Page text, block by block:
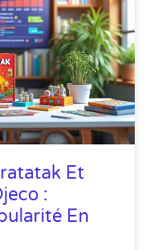
Et
:
En